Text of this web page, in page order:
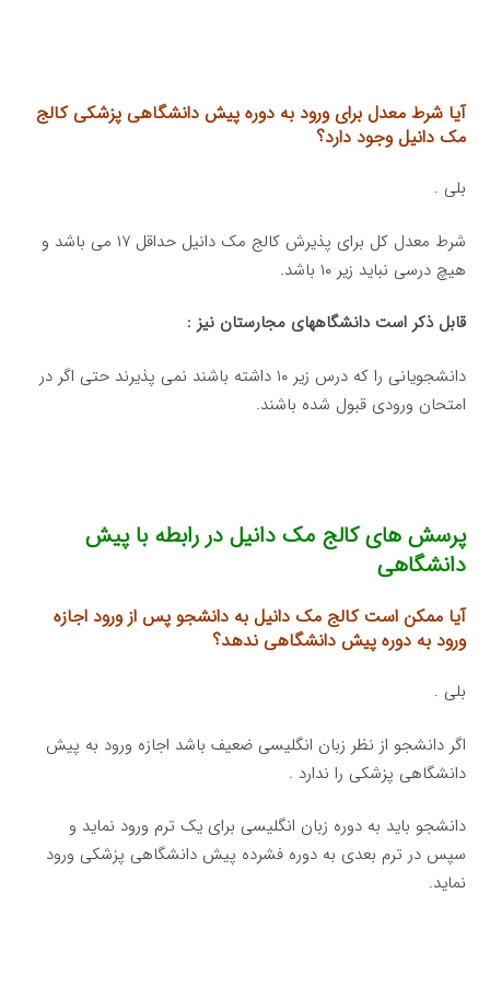
آیا شرط معدل برای ورود به دوره پیش دانشگاهی پزشکی کالج
مک دانیل وجود دارد؟
بلی .
شرط معدل کل برای پذیرش کالج مک دانیل حداقل ۱۷ می باشد و
هیچ درسی نباید زیر ۱۰ باشد.
قابل ذکر است دانشگاههای مجارستان نیز :
دانشجویانی را که درس زیر ۱۰ داشته باشند نمی پذیرند حتی اگر در
امتحان ورودی قبول شده باشند.
پرسش های کالج مک دانیل در رابطه با پیش
دانشگاهی
آیا ممکن است کالج مک دانیل به دانشجو پس از ورود اجازه
ورود به دوره پیش دانشگاهی ندهد؟
بلی .
اگر دانشجو از نظر زبان انگلیسی ضعیف باشد اجازه ورود به پیش
دانشگاهی پزشکی را ندارد .
دانشجو باید به دوره زبان انگلیسی برای یک ترم ورود نماید و
سپس در ترم بعدی به دوره فشرده پیش دانشگاهی پزشکی ورود
نماید.